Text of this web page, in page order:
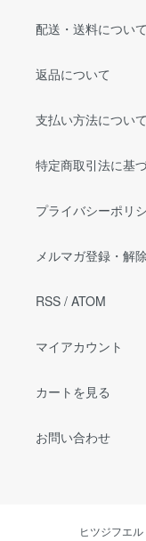
配送・送料について
返品について
支払い方法について
特定商取引法に基
プライバシーポリ
メルマガ登録・解除
RSS / ATOM
マイアカウント
カートを見る
お問い合わせ
ヒツジフエ